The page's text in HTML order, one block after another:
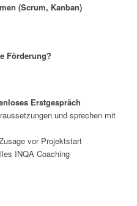
(Scrum, Kanban)
Förderung?
Erstgespräch
und sprechen mit
vor Projektstart
INQA Coaching